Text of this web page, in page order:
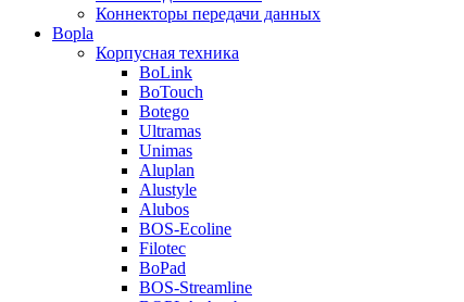
Коннекторы передачи данных
Bopla
Корпусная техника
BoLink
BoTouch
Botego
Ultramas
Unimas
Aluplan
Alustyle
Alubos
BOS-Ecoline
Filotec
BoPad
BOS-Streamline